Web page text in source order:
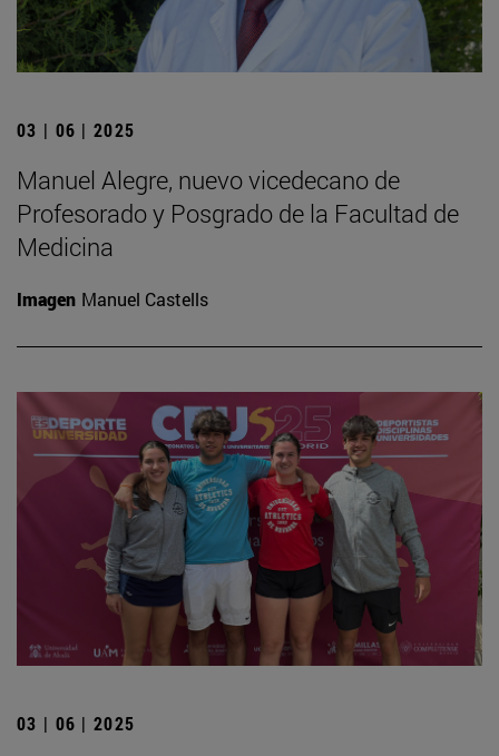
03 | 06 | 2025
Manuel Alegre, nuevo vicedecano de
Profesorado y Posgrado de la Facultad de
Medicina
Imagen Manuel Castells
03 | 06 | 2025